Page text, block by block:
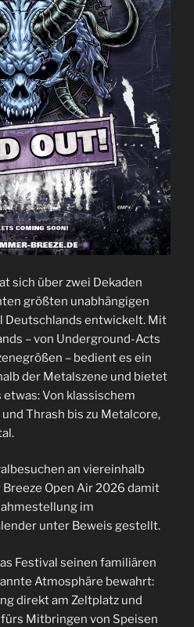
sich über zwei Dekaden
größten unabhängigen
Deutschlands entwickelt. Mit
– von Underground-Acts
– bedient es ein
der Metalszene und bietet
Von klassischem
Thrash bis zu Metalcore,
an viereinhalb
Open Air 2026 damit
im
unter Beweis gestellt.
Festival seinen familiären
Atmosphäre bewahrt:
direkt am Zeltplatz und
Mitbringen von Speisen